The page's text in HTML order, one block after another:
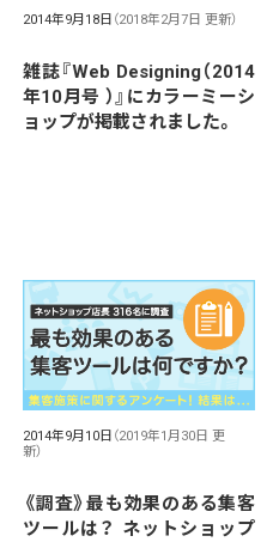
2014年9月18日 （2018年2月7日 更新）
雑誌『Web Designing（2014
年10月号 ）』にカラーミーシ
ョップが掲載されました。
2014年9月10日 （2019年1月30日 更
新）
《調査》最も効果のある集客
ツールは？ ネットショップ